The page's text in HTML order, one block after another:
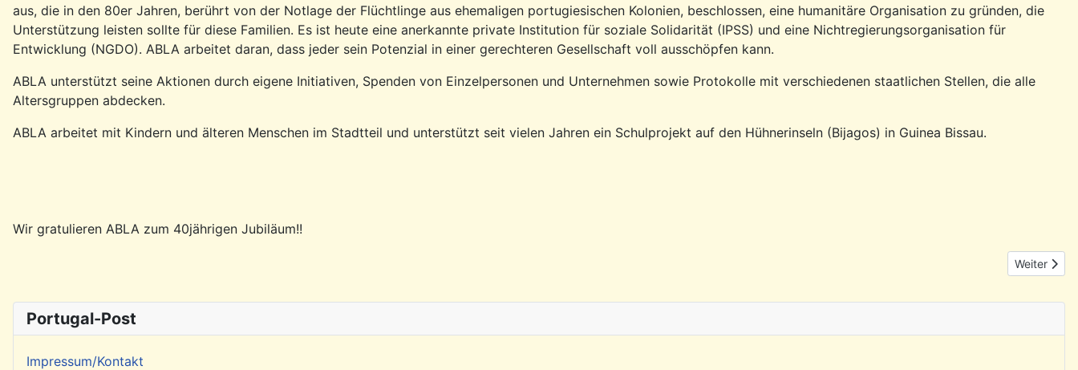
aus, die in den 80er Jahren, berührt von der Notlage der Flüchtlinge aus ehemaligen portugiesischen Kolonien, beschlossen, eine humanitäre Organisation zu gründen, die
Unterstützung leisten sollte für diese Familien. Es ist heute eine anerkannte private Institution für soziale Solidarität (IPSS) und eine Nichtregierungsorganisation für
Entwicklung (NGDO). ABLA arbeitet daran, dass jeder sein Potenzial in einer gerechteren Gesellschaft voll ausschöpfen kann.
ABLA unterstützt seine Aktionen durch eigene Initiativen, Spenden von Einzelpersonen und Unternehmen sowie Protokolle mit verschiedenen staatlichen Stellen, die alle
Altersgruppen abdecken.
ABLA arbeitet mit Kindern und älteren Menschen im Stadtteil und unterstützt seit vielen Jahren ein Schulprojekt auf den Hühnerinseln (Bijagos) in Guinea Bissau.
Wir gratulieren ABLA zum 40jährigen Jubiläum!!
Nächster
Weiter
Portugal-Post
Impressum/Kontakt